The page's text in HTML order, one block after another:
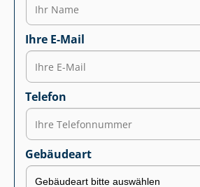
Ihre E-Mail
Telefon
Gebäudeart